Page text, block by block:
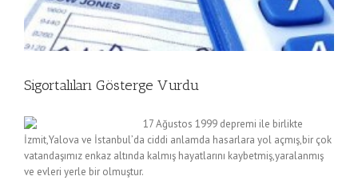
Sigortalıları Gösterge Vurdu
17 Ağustos 1999 depremi ile birlikte
İzmit,Yalova ve İstanbul’da ciddi anlamda hasarlara yol açmış,bir çok
vatandaşımız enkaz altında kalmış hayatlarını kaybetmiş,yaralanmış
ve evleri yerle bir olmuştur.